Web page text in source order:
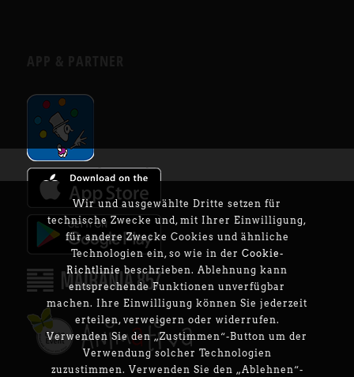
Wir und ausgewählte Dritte setzen für
technische Zwecke und, mit Ihrer Einwilligung,
für andere Zwecke Cookies und ähnliche
Technologien ein, so wie in der Cookie-
Richtliniebeschrieben. Ablehnung kann
entsprechende Funktionen unverfügbar
machen. Ihre Einwilligung können Sie jederzeit
erteilen, verweigern oder widerrufen.
Verwenden Sie den „Zustimmen“-Button um der
Verwendung solcher Technologien
zuzustimmen. Verwenden Sie den „Ablehnen“-